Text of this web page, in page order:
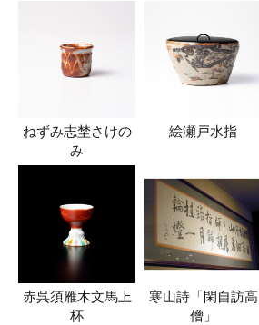
ねずみ志埜さけの
み
絵瀬戸水指
赤呉須雁木文馬上
杯
寒山詩「閑自訪高
僧」